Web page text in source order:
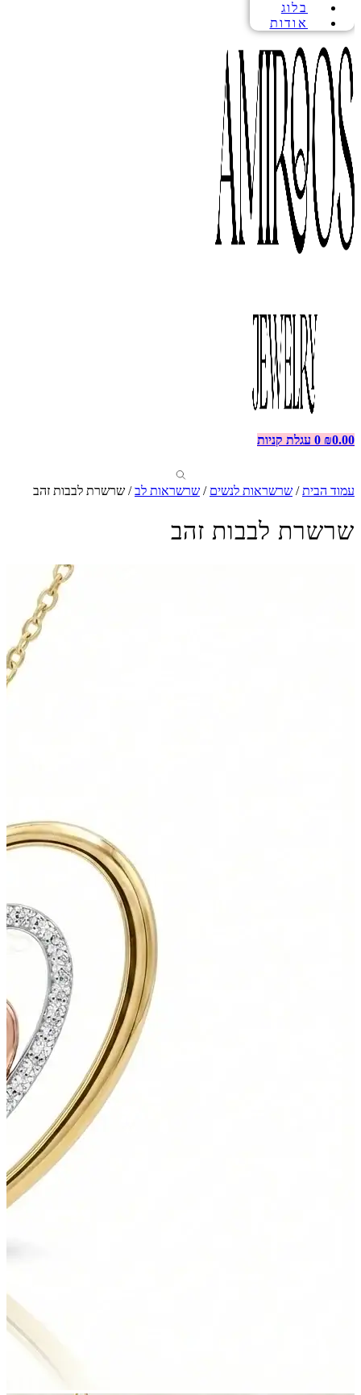
בלוג
אודות
₪0.00
0 עגלת קניות
עמוד הבית/ שרשראות לנשים / שרשראות לב/ שרשרת לבבות זהב
שרשרת לבבות זהב